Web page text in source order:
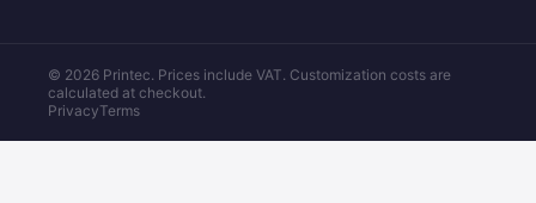
© 2026 Printec. Prices include VAT. Customization costs are
calculated at checkout.
PrivacyTerms